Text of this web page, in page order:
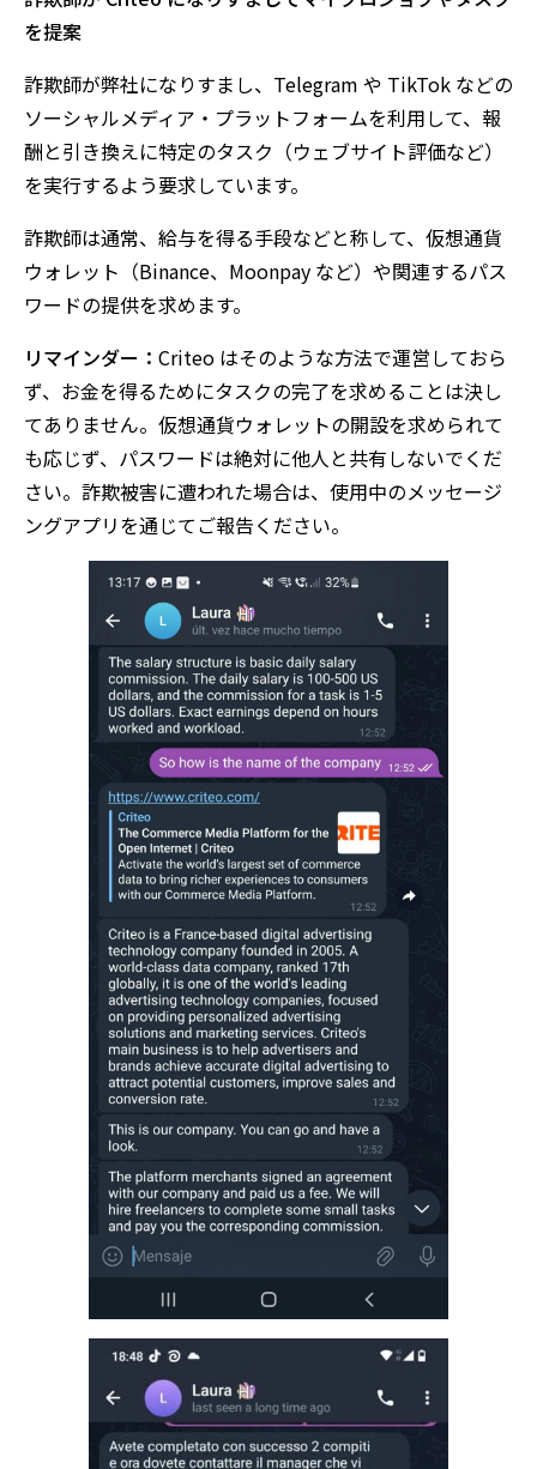
を提案
詐欺師が弊社になりすまし、Telegram や TikTok などの
ソーシャルメディア・プラットフォームを利用して、報
酬と引き換えに特定のタスク（ウェブサイト評価など）
を実行するよう要求しています。
詐欺師は通常、給与を得る手段などと称して、仮想通貨
ウォレット（Binance、Moonpay など）や関連するパス
ワードの提供を求めます。
リマインダー： Criteo はそのような方法で運営しておら
ず、お金を得るためにタスクの完了を求めることは決し
てありません。仮想通貨ウォレットの開設を求められて
も応じず、パスワードは絶対に他人と共有しないでくだ
さい。詐欺被害に遭われた場合は、使用中のメッセージ
ングアプリを通じてご報告ください。